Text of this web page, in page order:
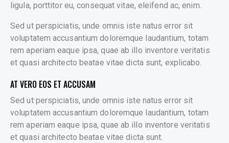
ligula, porttitor eu, consequat vitae, eleifend ac, enim.
Sed ut perspiciatis, unde omnis iste natus error sit
voluptatem accusantium doloremque laudantium, totam
rem aperiam eaque ipsa, quae ab illo inventore veritatis
et quasi architecto beatae vitae dicta sunt, explicabo.
AT VERO EOS ET ACCUSAM
Sed ut perspiciatis, unde omnis iste natus error sit
voluptatem accusantium doloremque laudantium, totam
rem aperiam eaque ipsa, quae ab illo inventore veritatis
et quasi architecto beatae vitae dicta sunt.